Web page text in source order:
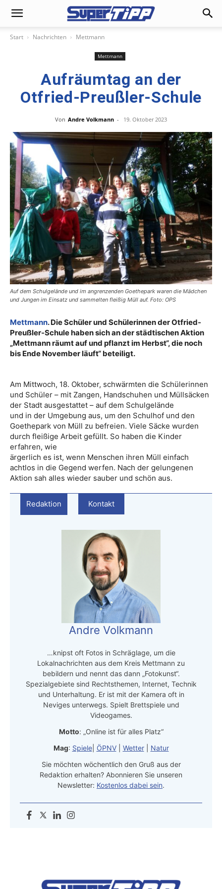
Start Nachrichten Mettmann
Mettmann
Aufräumtag an der
Otfried-Preußler-Schule
Von Andre Volkmann - 19. Oktober 2023
Auf dem Schulgelände und im angrenzenden Goethepark waren die Mädchen
und Jungen im Einsatz und sammelten fleißig Müll auf. Foto: OPS
Mettmann. Die Schüler und Schülerinnen der Otfried-
Preußler-Schule haben sich an der städtischen Aktion
„Mettmann räumt auf und pflanzt im Herbst“, die noch
bis Ende November läuft“ beteiligt.
Am Mittwoch, 18. Oktober, schwärmten die Schülerinnen
und Schüler – mit Zangen, Handschuhen und Müllsäcken
der Stadt ausgestattet – auf dem Schulgelände
und in der Umgebung aus, um den Schulhof und den
Goethepark von Müll zu befreien. Viele Säcke wurden
durch fleißige Arbeit gefüllt. So haben die Kinder
erfahren, wie
ärgerlich es ist, wenn Menschen ihren Müll einfach
achtlos in die Gegend werfen. Nach der gelungenen
Aktion sah alles wieder sauber und schön aus.
Redaktion Kontakt
Andre Volkmann
…knipst oft Fotos in Schräglage, um die
Lokalnachrichten aus dem Kreis Mettmann zu
bebildern und nennt das dann „Fotokunst“.
Spezialgebiete sind Rechtsthemen, Internet, Technik
und Unterhaltung. Er ist mit der Kamera oft in
Neviges unterwegs. Spielt Brettspiele und
Videogames.
Motto: „Online ist für alles Platz“
Mag: Spiele| ÖPNV| Wetter| Natur
Sie möchten wöchentlich den Gruß aus der
Redaktion erhalten? Abonnieren Sie unseren
Newsletter: Kostenlos dabei sein.